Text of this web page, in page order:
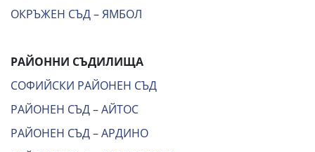
ОКРЪЖЕН СЪД – ЯМБОЛ
РАЙОННИ СЪДИЛИЩА
СОФИЙСКИ РАЙОНЕН СЪД
РАЙОНЕН СЪД – АЙТОС
РАЙОНЕН СЪД – АРДИНО